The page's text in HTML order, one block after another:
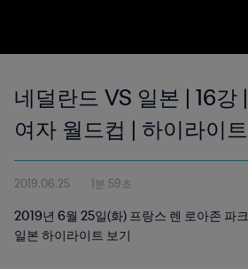
네덜란드 VS 일본 | 16강
여자 월드컵 | 하이라이트
2019.06.25 1분 59초
2019년 6월 25일(화) 프랑스 렌 로아존 파
일본 하이라이트 보기